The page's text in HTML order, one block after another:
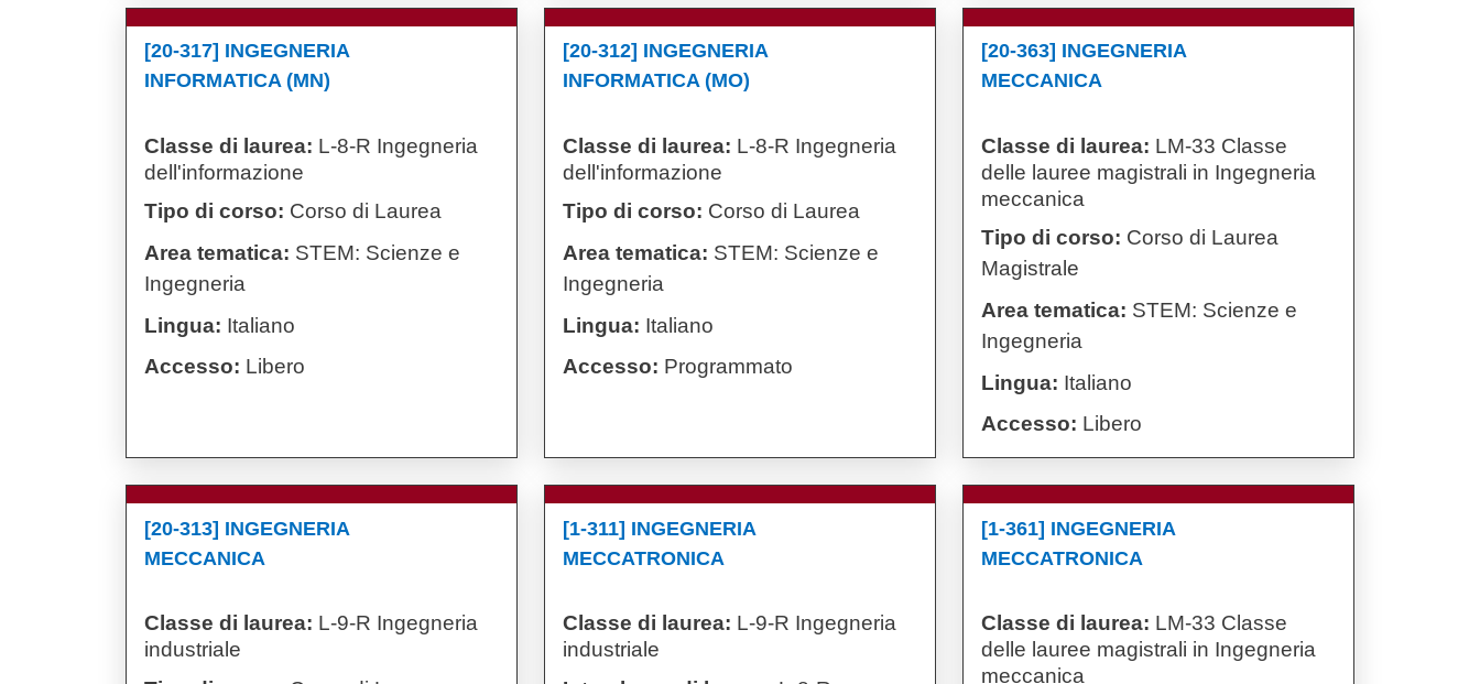
[20-317] INGEGNERIA
INFORMATICA (MN)
Classe di laurea: L-8-R Ingegneria
dell'informazione
Tipo di corso: Corso di Laurea
Area tematica: STEM: Scienze e
Ingegneria
Lingua: Italiano
Accesso: Libero
[20-312] INGEGNERIA
INFORMATICA (MO)
Classe di laurea: L-8-R Ingegneria
dell'informazione
Tipo di corso: Corso di Laurea
Area tematica: STEM: Scienze e
Ingegneria
Lingua: Italiano
Accesso: Programmato
[20-363] INGEGNERIA
MECCANICA
Classe di laurea: LM-33 Classe
delle lauree magistrali in Ingegneria
meccanica
Tipo di corso: Corso di Laurea
Magistrale
Area tematica: STEM: Scienze e
Ingegneria
Lingua: Italiano
Accesso: Libero
[20-313] INGEGNERIA
MECCANICA
Classe di laurea: L-9-R Ingegneria
industriale
[1-311] INGEGNERIA
MECCATRONICA
Classe di laurea: L-9-R Ingegneria
industriale
[1-361] INGEGNERIA
MECCATRONICA
Classe di laurea: LM-33 Classe
delle lauree magistrali in Ingegneria
meccanica